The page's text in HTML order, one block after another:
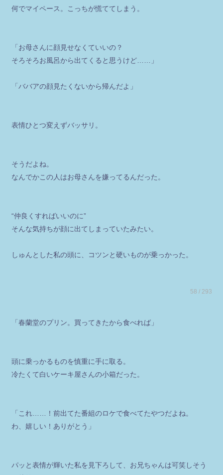
何でマイペース。こっちが慌ててしまう。
「お母さんに顔見せなくていいの？
そろそろお風呂から出てくると思うけど……」
「ババアの顔見たくないから帰んだよ」
表情ひとつ変えずバッサリ。
そうだよね。
なんでかこの人はお母さんを嫌ってるんだった。
“仲良くすればいいのに”
そんな気持ちが顔に出てしまっていたみたい。
しゅんとした私の頭に、コツンと硬いものが乗っかった。
58 / 293
「春蘭堂のプリン。買ってきたから食べれば」
頭に乗っかるものを慎重に手に取る。
冷たくて白いケーキ屋さんの小箱だった。
「これ……！前出てた番組のロケで食べてたやつだよね。
わ、嬉しい！ありがとう」
パッと表情が輝いた私を見下ろして、お兄ちゃんは可笑しそう